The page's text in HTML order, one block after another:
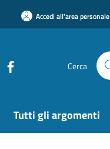
Accedi all'area personale
Cerca
Tutti gli argomenti